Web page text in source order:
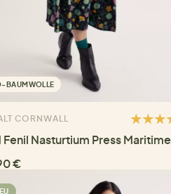
BAUMWOLLE
CORNWALL
Fenil Nasturtium Press Maritime
€